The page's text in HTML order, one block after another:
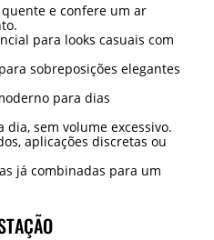
e confere um ar
para looks casuais com
sobreposições elegantes
para dias
dia, sem volume excessivo.
aplicações discretas ou
já combinadas para um